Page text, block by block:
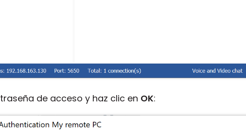
de acceso y haz clic en OK: